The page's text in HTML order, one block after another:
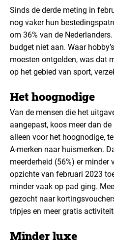
Sinds de derde meting in
nog vaker hun
om 36% van de
budget niet aan. Waar
moesten ontgelden, was dat
op het gebied van sport,
Het hoognodige
Van de mensen die het
aangepast, koos meer dan
alleen voor het hoognodige,
A-merken naar huismerken.
meerderheid (56%) er minder
opzichte van februari 2023
minder vaak op pad ging.
gezocht naar
tripjes en meer gratis
Minder luxe